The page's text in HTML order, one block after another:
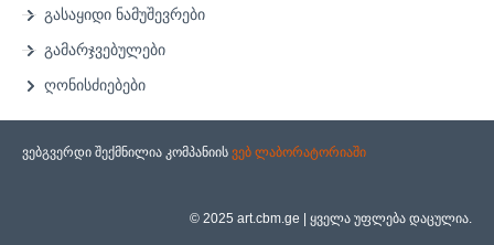
გასაყიდი ნამუშევრები
გამარჯვებულები
ღონისძიებები
ვებგვერდი შექმნილია კომპანიის ვებ ლაბორატორიაში
© 2025 art.cbm.ge | ყველა უფლება დაცულია.